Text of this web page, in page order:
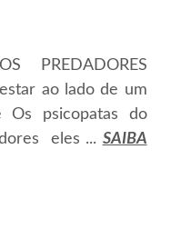
PREDADORES
ao lado de um
psicopatas do
eles ... SAIBA